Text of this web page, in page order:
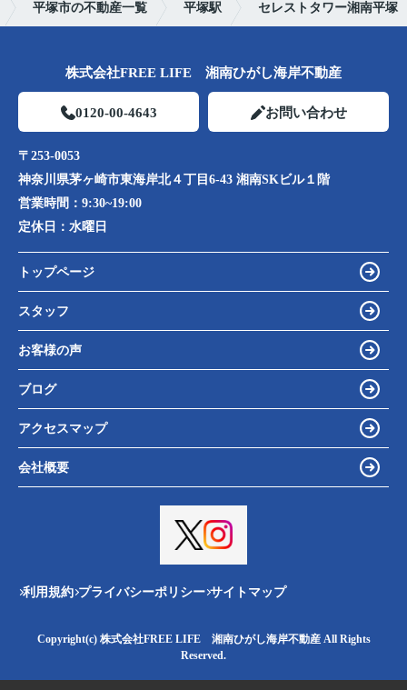
平塚市の不動産一覧 平塚駅 セレストタワー湘南平塚
株式会社FREE LIFE 湘南ひがし海岸不動産
0120-00-4643 お問い合わせ
〒253-0053
神奈川県茅ヶ崎市東海岸北４丁目6-43 湘南SKビル１階
営業時間： 9:30~19:00
定休日： 水曜日
トップページ
スタッフ
お客様の声
ブログ
アクセスマップ
会社概要
利用規約 プライバシーポリシー サイトマップ
Copyright(c) 株式会社FREE LIFE 湘南ひがし海岸不動産 All Rights
Reserved.